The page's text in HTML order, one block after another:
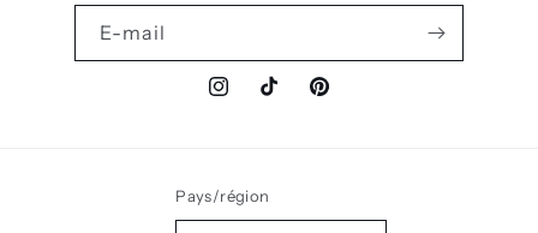
E-mail
InstagramTikTok Pinterest
Pays/région